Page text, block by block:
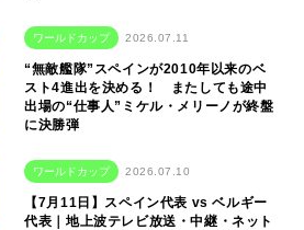
ワールドカップ 2026.07.11
“無敵艦隊”スペインが2010年以来のベ
スト4進出を決める！ またしても途中
出場の“仕事人”ミケル・メリーノが終盤
に決勝弾
ワールドカップ 2026.07.10
【7月11日】スペイン代表 vs ベルギー
代表｜地上波テレビ放送・中継・ネット